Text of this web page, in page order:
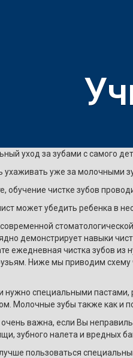
уход за зубами с самого
ухаживать уже за молочными
обучение чистке зубов
может убедить ребенка в
демонстрирует навыки
ежедневная чистка зубов
Ниже мы приводим схему
нужно специальными
Молочные зубы также как и
очень важна, если Вы
зубного налета и вредных
пользоваться